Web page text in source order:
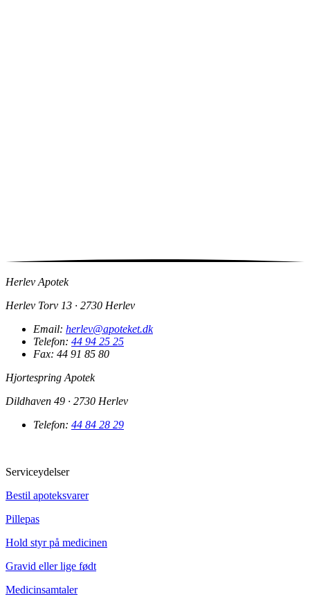
Herlev Apotek
Herlev Torv 13 · 2730 Herlev
Email: herlev@apoteket.dk
Telefon: 44 94 25 25
Fax: 44 91 85 80
Hjortespring Apotek
Dildhaven 49 · 2730 Herlev
Telefon: 44 84 28 29
Serviceydelser
Bestil apoteksvarer
Pillepas
Hold styr på medicinen
Gravid eller lige født
Medicinsamtaler